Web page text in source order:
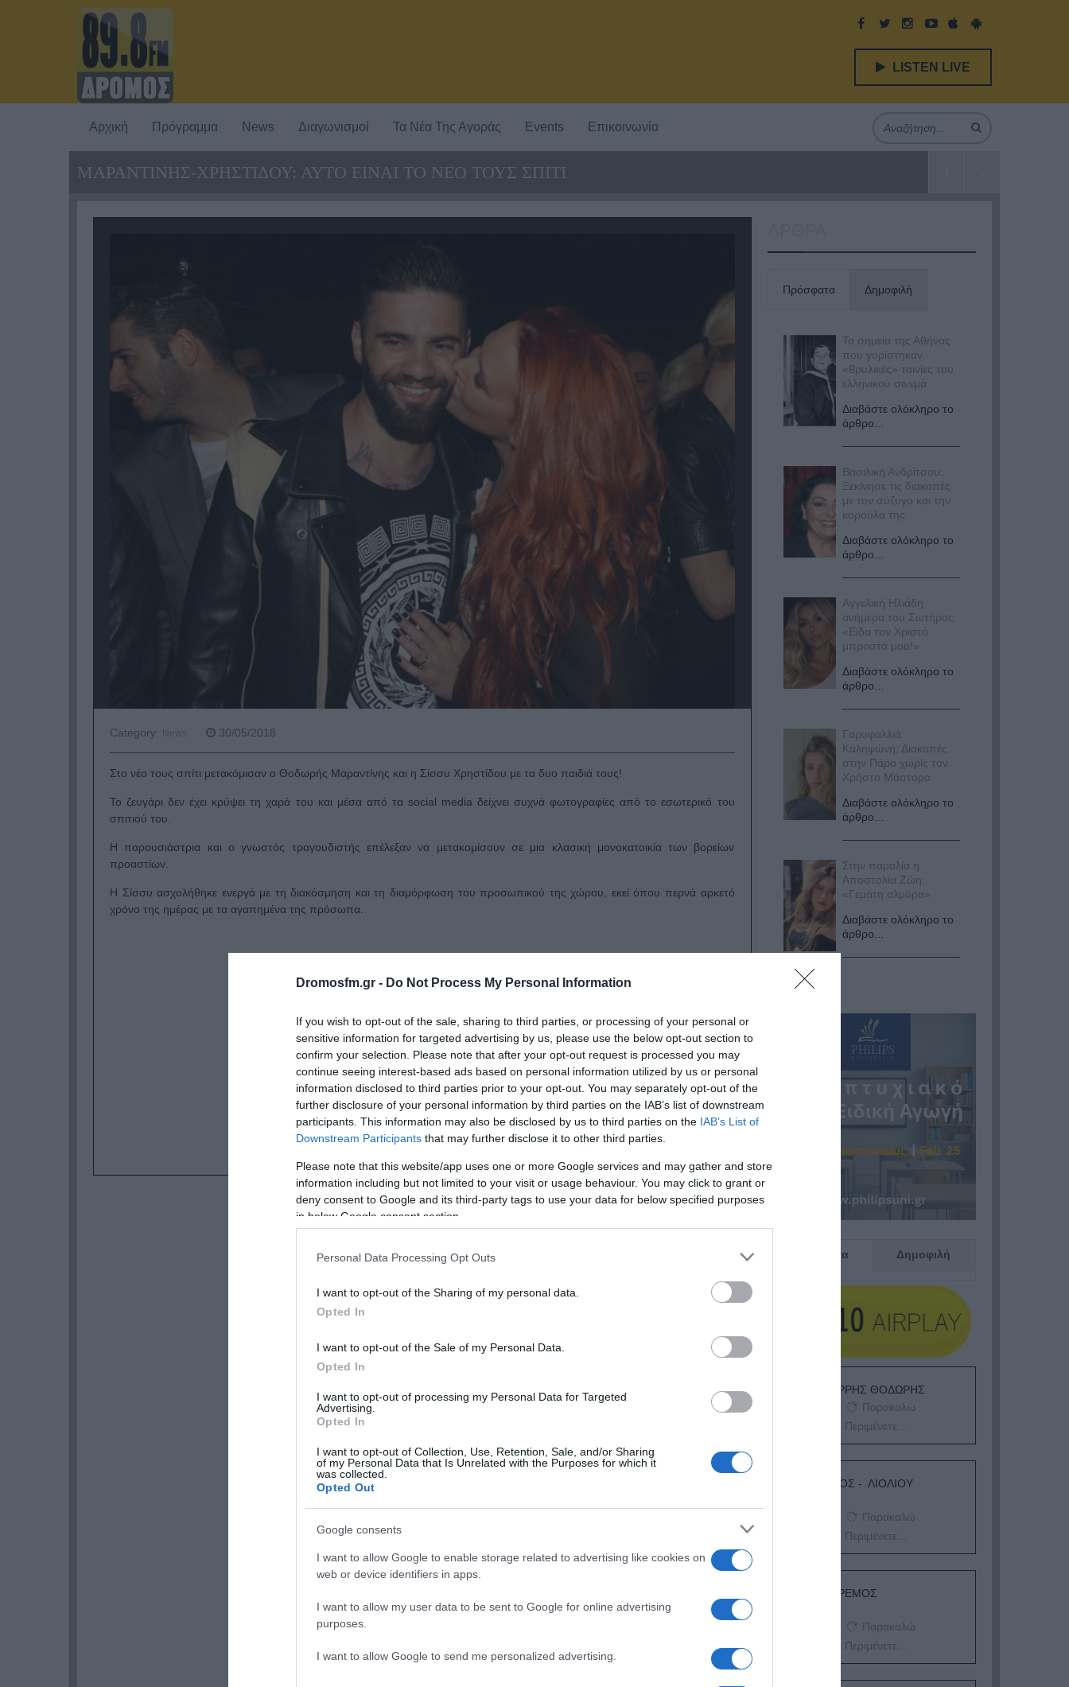
Dromosfm.gr - Do Not Process My Personal Information
If you wish to opt-out of the sale, sharing to third parties, or processing of your personal or
sensitive information for targeted advertising by us, please use the below opt-out section to
confirm your selection. Please note that after your opt-out request is processed you may
continue seeing interest-based ads based on personal information utilized by us or personal
information disclosed to third parties prior to your opt-out. You may separately opt-out of the
further disclosure of your personal information by third parties on the IAB’s list of downstream
participants. This information may also be disclosed by us to third parties on the IAB’s List of
Downstream Participants that may further disclose it to other third parties.
Please note that this website/app uses one or more Google services and may gather and store
information including but not limited to your visit or usage behaviour. You may click to grant or
deny consent to Google and its third-party tags to use your data for below specified purposes
in below Google consent section.
Personal Data Processing Opt Outs
I want to opt-out of the Sharing of my personal data.
Opted In
I want to opt-out of the Sale of my Personal Data.
Opted In
I want to opt-out of processing my Personal Data for Targeted
Advertising.
Opted In
I want to opt-out of Collection, Use, Retention, Sale, and/or Sharing
of my Personal Data that Is Unrelated with the Purposes for which it
was collected.
Opted Out
Google consents
I want to allow Google to enable storage related to advertising like cookies on
web or device identifiers in apps.
I want to allow my user data to be sent to Google for online advertising
purposes.
I want to allow Google to send me personalized advertising.
LISTEN LIVE
Αρχική Πρόγραμμα News Διαγωνισμοί Τα Νέα Της Αγοράς Events Επικοινωνία
MΑΡΑΝΤΙΝΗΣ-ΧΡΗΣΤΙΔΟΥ: ΑΥΤΟ ΕΙΝΑΙ ΤΟ ΝΕΟ ΤΟΥΣ ΣΠΙΤΙ
Category: News 30/05/2018
Στο νέο τους σπίτι μετακόμισαν ο Θοδωρής Μαραντίνης και η Σίσσυ Χρηστίδου με τα δυο παιδιά τους!
Το ζευγάρι δεν έχει κρύψει τη χαρά του και μέσα από τα social media δείχνει συχνά φωτογραφίες από το εσωτερικό του
σπιτιού του.
Η παρουσιάστρια και ο γνωστός τραγουδιστής επέλεξαν να μετακομίσουν σε μια κλασική μονοκατοικία των βορείων
προαστίων.
Η Σίσσυ ασχολήθηκε ενεργά με τη διακόσμηση και τη διαμόρφωση του προσωπικού της χώρου, εκεί όπου περνά αρκετό
χρόνο της ημέρας με τα αγαπημένα της πρόσωπα.
Πρόσφατα Δημοφιλή
Τα σημεία της Αθήνας
που γυρίστηκαν
«θρυλικές» ταινίες του
ελληνικού σινεμά
Διαβάστε ολόκληρο το
άρθρο...
Βασιλική Ανδρίτσου:
Ξεκίνησε τις διακοπές
με τον σύζυγο και την
κορούλα της
Διαβάστε ολόκληρο το
άρθρο...
Αγγελική Ηλιάδη
ανήμερα του Σωτήρος:
«Είδα τον Χριστό
μπροστά μου!»
Διαβάστε ολόκληρο το
άρθρο...
Γαρυφαλλιά
Καληφώνη: Διακοπές
στην Πάρο χωρίς τον
Χρήστο Μάστορα
Διαβάστε ολόκληρο το
άρθρο...
Στην παραλία η
Αποστολία Ζώη:
«Γεμάτη αλμύρα»
Διαβάστε ολόκληρο το
άρθρο...
Πρόσφατα Δημοφιλή
ΕΙΠΕΣ – ΦΕΡΡΗΣ ΘΟΔΩΡΗΣ
Παρακαλώ
Περιμένετε...
ΛΟΓΑΡΙΑΣΜΟΣ - ΛΙΟΛΙΟΥ
Παρακαλώ
Περιμένετε...
ΔΕΥΤΕΡΑ – ΡΕΜΟΣ
Παρακαλώ
Περιμένετε...